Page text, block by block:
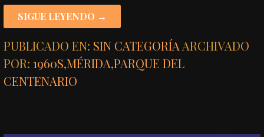
SIGUE LEYENDO →
PUBLICADO EN: SIN CATEGORÍA ARCHIVADO
POR:1960S,MÉRIDA,PARQUE DEL
CENTENARIO